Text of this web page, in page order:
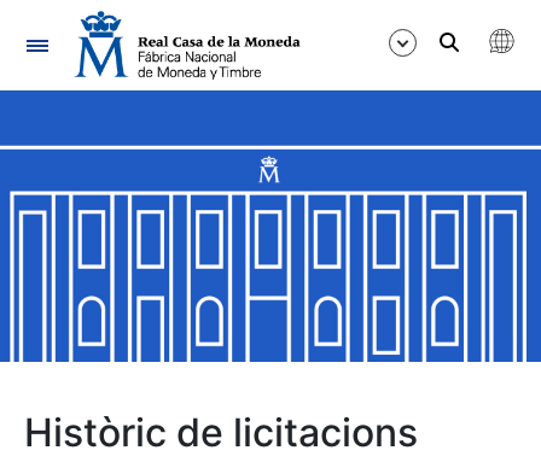
Navegació
Mostra/Amaga
Mostra/Amaga
Mostra/Amaga
Històric de licitacions